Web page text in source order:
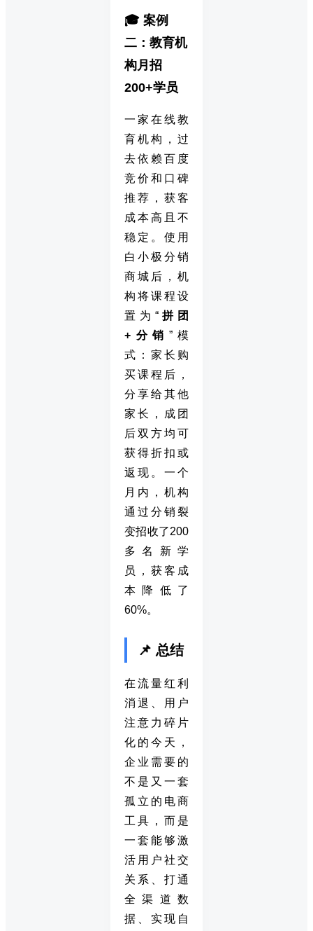
🎓 案例
二：教育机
构月招
200+学员
一家在线教
育机构，过
去依赖百度
竞价和口碑
推荐，获客
成本高且不
稳定。使用
白小极分销
商城后，机
构将课程设
置为“拼团
+分销 ”模
式：家长购
买课程后，
分享给其他
家长，成团
后双方均可
获得折扣或
返现。一个
月内，机构
通过分销裂
变招收了200
多名新学
员，获客成
本降低了
60%。
📌 总结
在流量红利
消退、用户
注意力碎片
化的今天，
企业需要的
不是又一套
孤立的电商
工具，而是
一套能够激
活用户社交
关系、打通
全渠道数
据、实现自